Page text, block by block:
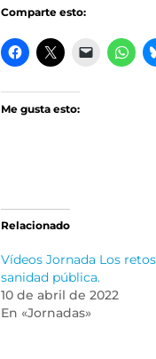
Comparte esto:
Me gusta esto:
Relacionado
Vídeos Jornada Los
sanidad pública.
10 de abril de 2022
En «Jornadas»